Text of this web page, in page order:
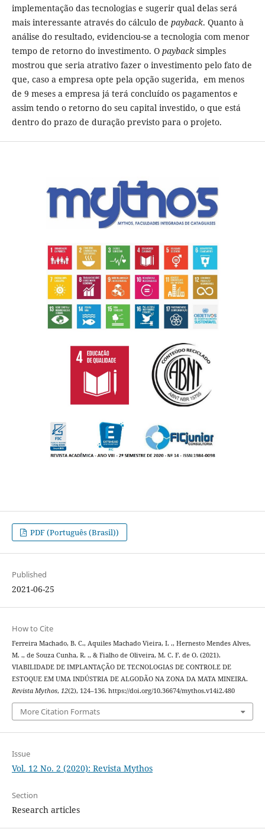
implementação das tecnologias e sugerir qual delas será
mais interessante através do cálculo de payback. Quanto à
análise do resultado, evidenciou-se a tecnologia com menor
tempo de retorno do investimento. O paybacksimples
mostrou que seria atrativo fazer o investimento pelo fato de
que, caso a empresa opte pela opção sugerida, em menos
de 9 meses a empresa já terá concluído os pagamentos e
assim tendo o retorno do seu capital investido, o que está
dentro do prazo de duração previsto para o projeto.
PDF (Português (Brasil))
Published
2021-06-25
How to Cite
Ferreira Machado, B. C., Aquiles Machado Vieira, I. ., Hernesto Mendes Alves,
M. ., de Souza Cunha, R. ., & Fialho de Oliveira, M. C. F. de O. (2021).
VIABILIDADE DE IMPLANTAÇÃO DE TECNOLOGIAS DE CONTROLE DE
ESTOQUE EM UMA INDÚSTRIA DE ALGODÃO NA ZONA DA MATA MINEIRA.
Revista Mythos, 12(2), 124–136. https://doi.org/10.36674/mythos.v14i2.480
More Citation Formats
Issue
Vol. 12 No. 2 (2020): Revista Mythos
Section
Research articles